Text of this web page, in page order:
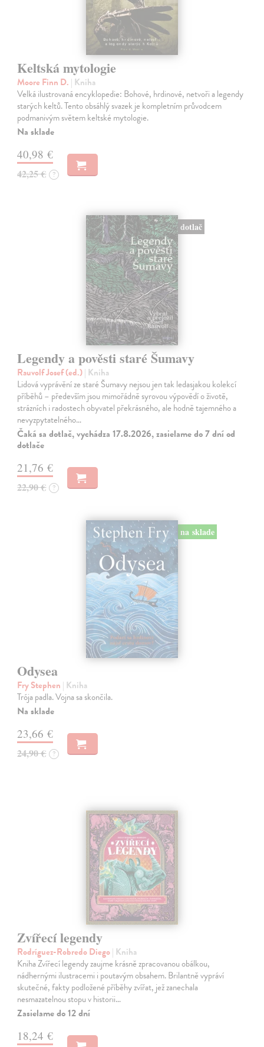
Keltská mytologie
Moore Finn D. | Kniha
Velká ilustrovaná encyklopedie: Bohové, hrdinové, netvoři a legendy
starých keltů. Tento obsáhlý svazek je kompletním průvodcem
podmanivým světem keltské mytologie.
Na sklade
40,98 €
42,25 € ?
dotlač
Legendy a pověsti staré Šumavy
Rauvolf Josef (ed.)| Kniha
Lidová vyprávění ze staré Šumavy nejsou jen tak ledasjakou kolekcí
příběhů – především jsou mimořádně syrovou výpovědí o životě,
strázních i radostech obyvatel překrásného, ale hodně tajemného a
nevyzpytatelného…
Čaká sa dotlač, vychádza 17.8.2026, zasielame do 7 dní od
dotlače
21,76 €
22,90 € ?
na sklade
Odysea
Fry Stephen | Kniha
Trója padla. Vojna sa skončila.
Na sklade
23,66 €
24,90 € ?
Zvířecí legendy
Rodríguez-Robredo Diego| Kniha
Kniha Zvířecí legendy zaujme krásně zpracovanou obálkou,
nádhernými ilustracemi i poutavým obsahem. Brilantně vypráví
skutečné, fakty podložené příběhy zvířat, jež zanechala
nesmazatelnou stopu v historii…
Zasielame do 12 dní
18,24 €